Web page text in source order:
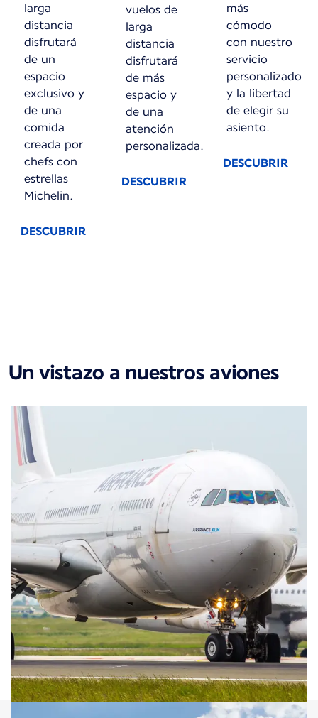
larga
distancia
disfrutará
de un
espacio
exclusivo y
de una
comida
creada por
chefs con
estrellas
Michelin.
DESCUBRIR
vuelos de
larga
distancia
disfrutará
de más
espacio y
de una
atención
personalizada.
DESCUBRIR
más
cómodo
con nuestro
servicio
personalizado
y la libertad
de elegir su
asiento.
DESCUBRIR
Un vistazo a nuestros aviones